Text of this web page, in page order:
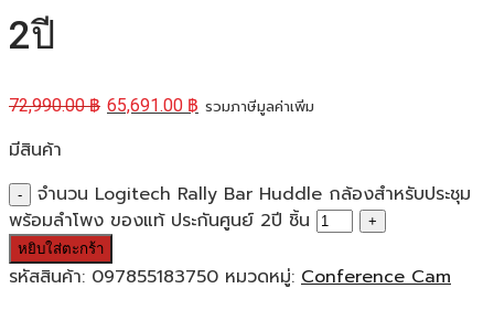
2ปี
72,990.00฿ 65,691.00 ฿ รวมภาษีมูลค่าเพิ่ม
มีสินค้า
จำนวน Logitech Rally Bar Huddle กล้องสำหรับประชุม
พร้อมลำโพง ของแท้ ประกันศูนย์ 2ปี ชิ้น
หยิบใส่ตะกร้า
รหัสสินค้า: 097855183750 หมวดหมู่: Conference Cam